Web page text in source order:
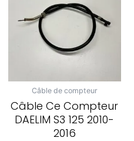
Câble de compteur
Câble Ce Compteur
DAELIM S3 125 2010-
2016